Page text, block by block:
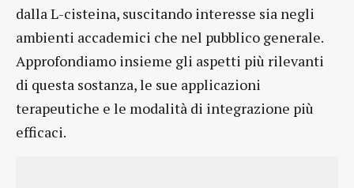
dalla L-cisteina, suscitando interesse sia negli
ambienti accademici che nel pubblico generale.
Approfondiamo insieme gli aspetti più rilevanti
di questa sostanza, le sue applicazioni
terapeutiche e le modalità di integrazione più
efficaci.